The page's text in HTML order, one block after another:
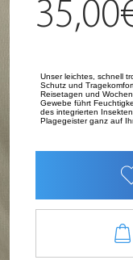
Unser leichtes, schnell
Schutz und
Reisetagen und
Gewebe führt
des integrierten
Plagegeister ganz auf